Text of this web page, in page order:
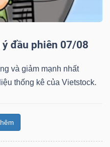
đầu phiên 07/08
và giảm mạnh nhất
thống kê của Vietstock.